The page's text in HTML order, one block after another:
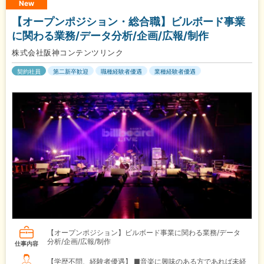
New
【オープンポジション・総合職】ビルボード事業
に関わる業務/データ分析/企画/広報/制作
株式会社阪神コンテンツリンク
契約社員 第二新卒歓迎 職種経験者優遇 業種経験者優遇
仕事内容
【オープンポジション】ビルボード事業に関わる業務/データ
分析/企画/広報/制作
【学歴不問、経験者優遇】 ■音楽に興味のある方であれば未経